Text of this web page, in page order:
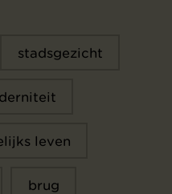
stadsgezicht
leven
brug